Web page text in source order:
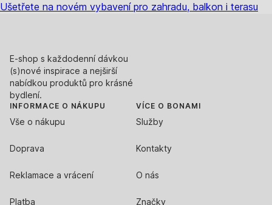
Ušetřete na novém vybavení pro zahradu, balkon i terasu
E-shop s každodenní dávkou
(s)nové inspirace a nejširší
nabídkou produktů pro krásné
bydlení.
INFORMACE O NÁKUPU
Vše o nákupu
Doprava
Reklamace a vrácení
Platba
VÍCE O BONAMI
Služby
Kontakty
O nás
Značky